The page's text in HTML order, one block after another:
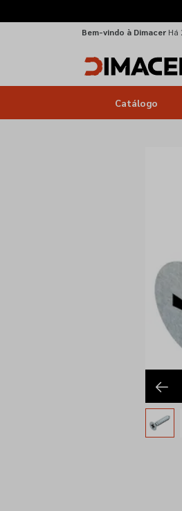
Bem-vindo à Dimacer Há
Catálogo